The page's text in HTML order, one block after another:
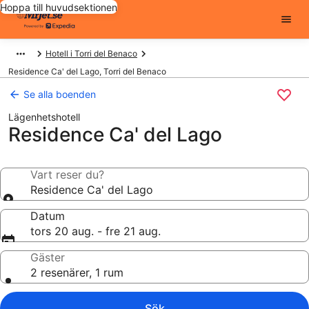
Hoppa till huvudsektionen
Hotell i Torri del Benaco
Residence Ca' del Lago, Torri del Benaco
Se alla boenden
Lägenhetshotell
Residence Ca' del Lago
Vart reser du?
Residence Ca' del Lago
Datum
tors 20 aug. - fre 21 aug.
Gäster
2 resenärer, 1 rum